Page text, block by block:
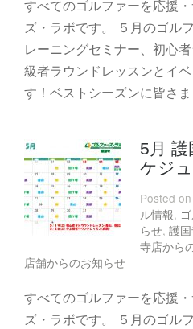
すべてのゴルファーを応援
ズ・ラボです。 ５月のゴル
レーニングセミナー、初心
級者ラウンドレッスンとイ
す！ベストシーズンに皆さ
5月 護
ケジ
Posted
ル情報,
らせ, 護
寺店から
店舗からのお知らせ
すべてのゴルファーを応援
ズ・ラボです。 ５月のゴル